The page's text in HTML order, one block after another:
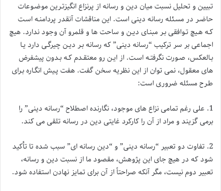
تبیین و تحلیل نسبت میان دین و رسانه از پرنزاع انگیزتـرین موضـوعات
حاضـر در مسـئله رسانه دینی است. این مناقشات آنقدر پردامنـه اسـت
كـه هـیچ تـوافقی بـر مبنـای دیـن و ساحت ها و قلمرو آن وجود ندارد. هیچ
اجماعی بر سر تركیب “رسانه دینی” كه رسانه بـر دیـن چیرگـی دارد یـا
بـالعكس، صـورت نگرفتـه اسـت. از ایـن رو معتقـدم كـه بـدون پیشفرض
های معقول، نمی توان از این نظریه سخن گفت. هفت پـیش انگـاره بـرای
طـرح مسئله ضروری است:
1. علی رغم تمامی نزاع های موجود، نگارنده اصطلاح “رسانه دینی” را
برمی گزیند و مراد از آن را كاركرد غایتی دین در رسانه تلقی می كند.
2. تفاوت دو تعبیر “رسانه دینی” و “دین رسانه ای” سبب شده تا تأكید
شود كه در هیچ جای این پژوهش، مقصود ما از نسبت دین و رسانه،
تعبیر دوم نیست، مگر آنكه صراحتاً از آن برای تمایز نهادن استفاده شود.